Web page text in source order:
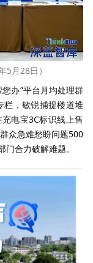
月28日）
办”平台月均处理群
栏，敏锐捕捉楼道堆
电宝3C标识线上售
众急难愁盼问题500
合力破解难题。